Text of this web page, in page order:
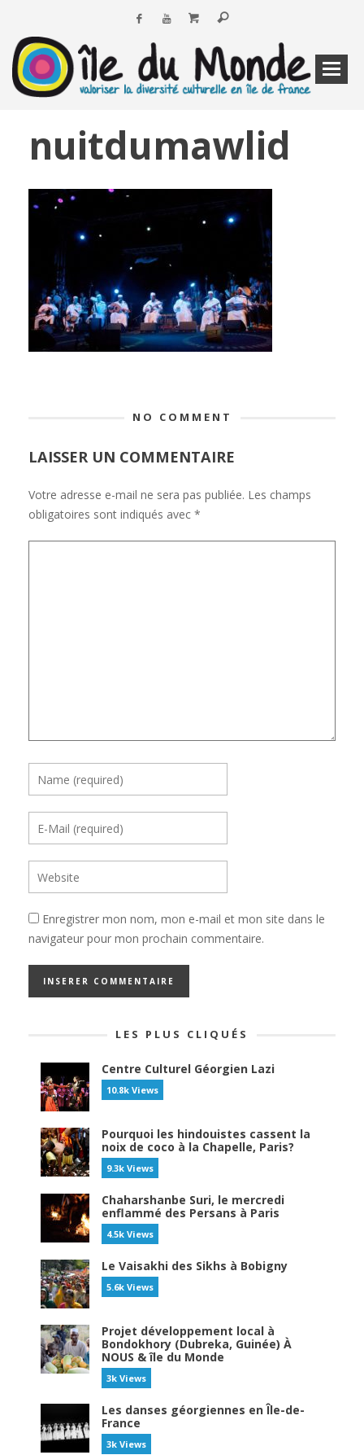
nuitdumawlid
NO COMMENT
LAISSER UN COMMENTAIRE
Votre adresse e-mail ne sera pas publiée. Les champs
obligatoires sont indiqués avec *
Enregistrer mon nom, mon e-mail et mon site dans le
navigateur pour mon prochain commentaire.
LES PLUS CLIQUÉS
Centre Culturel Géorgien Lazi
10.8k Views
Pourquoi les hindouistes cassent la
noix de coco à la Chapelle, Paris?
9.3k Views
Chaharshanbe Suri, le mercredi
enflammé des Persans à Paris
4.5k Views
Le Vaisakhi des Sikhs à Bobigny
5.6k Views
Projet développement local à
Bondokhory (Dubreka, Guinée) À
NOUS & île du Monde
3k Views
Les danses géorgiennes en Île-de-
France
3k Views